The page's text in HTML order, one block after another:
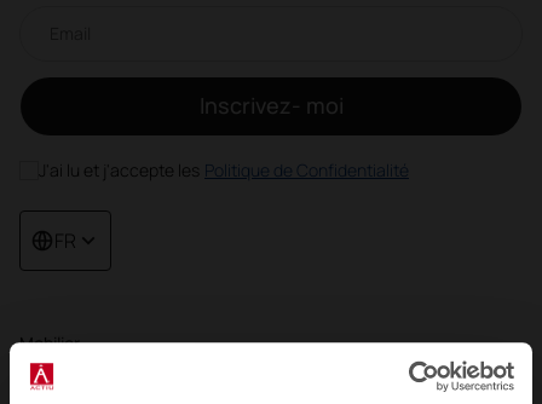
Mobilier
Sièges
Inscrivez- moi
J'ai lu et j'accepte les Politique de Confidentialité
FR